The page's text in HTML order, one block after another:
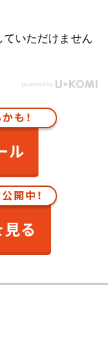
いただけません
も！
ル
開中！
る